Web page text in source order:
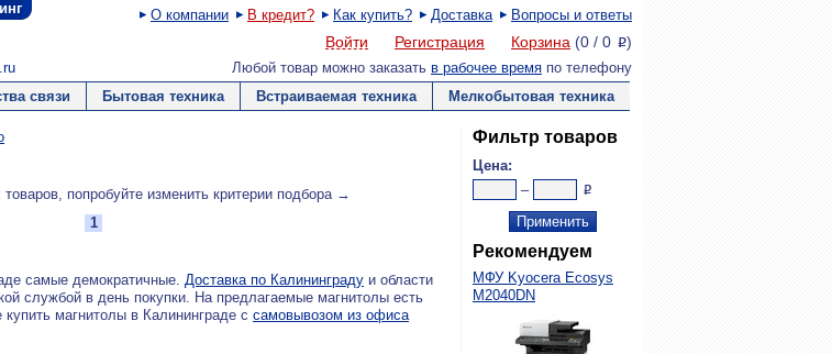
О компании В кредит? Как купить? Доставка Вопросы и ответы
Войти Регистрация Корзина (0 / 0 P)
Любой товар можно заказать в рабочее время по телефону
связи Бытовая техника Встраиваемая техника Мелкобытовая техника
Фильтр товаров
Цена:
–
P
Рекомендуем
МФУ Kyocera Ecosys
M2040DN
попробуйте изменить критерии подбора →
1
самые демократичные. Доставка по Калининграду и области
службой в день покупки. На предлагаемые магнитолы есть
магнитолы в Калининграде с самовывозом из офиса